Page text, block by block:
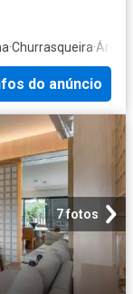
·Churrasqueira·Área
do anúncio
7 fotos